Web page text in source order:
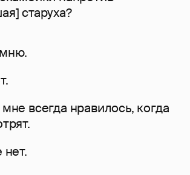
старуха?
всегда нравилось, когда
нет.